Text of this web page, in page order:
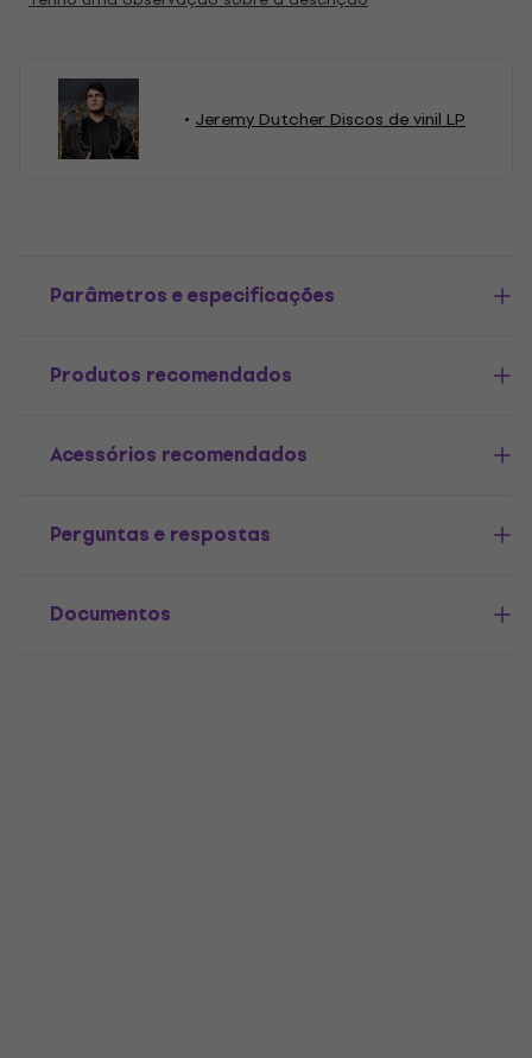
Jeremy Dutcher Discos de vinil LP
Parâmetros e especificações
Produtos recomendados
Acessórios recomendados
Perguntas e respostas
Documentos